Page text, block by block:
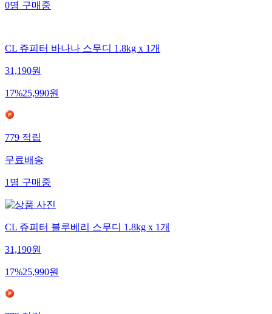
0명구매중
CL 쥬피터 바나나 스무디 1.8kg x 1개
31,190원
17%25,990원
779적립
무료배송
1명구매중
CL 쥬피터 블루베리 스무디 1.8kg x 1개
31,190원
17%25,990원